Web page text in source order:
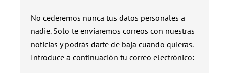
No cederemos nunca tus datos personales a
nadie. Solo te enviaremos correos con nuestras
noticias y podrás darte de baja cuando quieras.
Introduce a continuación tu correo electrónico: